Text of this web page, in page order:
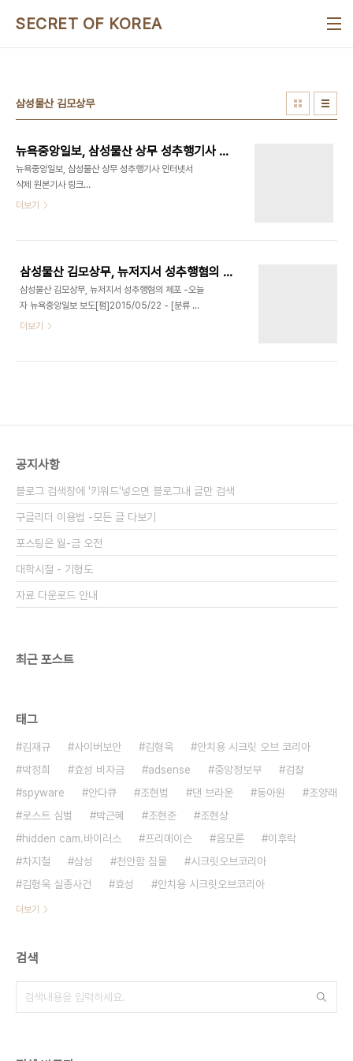
SECRET OF KOREA
삼성물산 김모상무
뉴욕중앙일보, 삼성물산 상무 성추행기사 인터넷서 삭제
뉴욕중앙일보, 삼성물산 상무 성추행기사 인터넷서
삭제 원본기사 링크
http://www.koreadaily.com/news/read.asp?
전체보기] - 삼성물산 김모상무, 뉴저지서 성추행혐
의 체포 -오늘자 뉴욕중앙일보 보도[펌]
더보기
삼성물산 김모상무, 뉴저지서 성추행혐의 체포 -오늘자 뉴욕중앙일보 보도[펌]
삼성물산 김모상무, 뉴저지서 성추행혐의 체포 -오늘
자 뉴욕중앙일보 보도[펌]2015/05/22 - [분류 전
체보기] - 뉴욕중앙일보, 삼성물산 김모상무 성추행
를 받고 있다. 경찰은 피해 여성의 나이를 공개하지
신을 10대라고 밝혔다"고 전했다. 경찰과 ..
더보기
공지사항
블로그 검색창에 '키워드'넣으면 블로그내 글만 검색
구글리더 이용법 -모든 글 다보기
포스팅은 월-금 오전
대학시절 - 기형도
자료 다운로드 안내
최근 포스트
태그
김재규 사이버보안 김형욱
안치용 시크릿 오브 코리아
박정희
효성 비자금 adsense 중앙정보부
검찰
spyware
안다큐 조현범 댄 브라운 동아원
조양래
로스트 심벌
박근혜 조현준
조현상
hidden cam.바이러스
프리메이슨 음모론
이후락
차지철
삼성 천안함 침몰
시크릿오브코리아
김형욱 실종사건
효성 안치용 시크릿오브코리아
더보기
검색